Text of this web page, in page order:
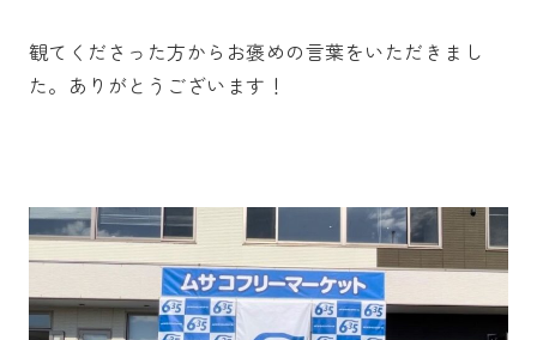
観てくださった方からお褒めの言葉をいただきまし
た。ありがとうございます！